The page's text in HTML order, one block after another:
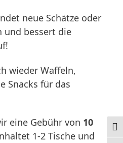
neue Schätze oder
und bessert die
wieder Waffeln,
Snacks für das
eine Gebühr von 10
1-2 Tische und